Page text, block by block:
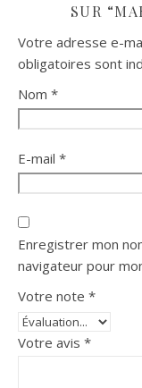
SUR
Votre adresse e-
obligatoires sont
Nom *
E-mail *
Enregistrer mon
navigateur pour
Votre note *
Votre avis *